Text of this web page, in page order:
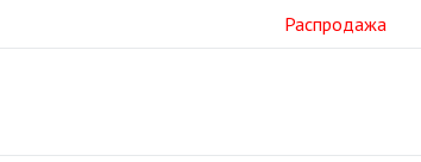
Распродажа